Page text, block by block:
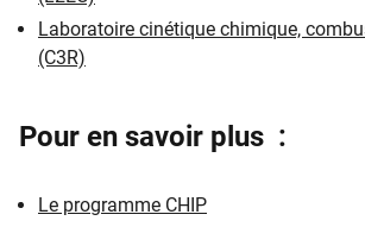
Laboratoire cinétique chimique,
(C3R)
Pour en savoir plus :
Le programme CHIP